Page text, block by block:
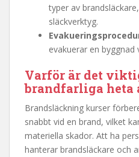
typer av
släckverktyg.
evakuerar en byggnad
Varför är det
brandfarliga heta
Brandsläckning kurser
snabbt vid en brand, vilket
materiella skador. Att ha
hanterar brandsläckare och